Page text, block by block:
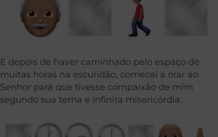
E depois de haver caminhado pelo espaço de
muitas horas na escuridão, comecei a orar ao
Senhor para que tivesse compaixão de mim
segundo sua terna e infinita misericórdia.